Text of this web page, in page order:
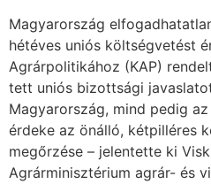
Magyarország
hétéves uniós költségvetést
Agrárpolitikához (KAP)
tett uniós bizottsági
Magyarország, mind pedig
érdeke az önálló, kétpilléres
megőrzése – jelentette ki
Agrárminisztérium agrár- és